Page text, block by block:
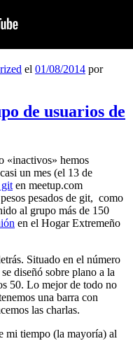
el 01/08/2014 por
de usuarios de
«inactivos» hemos
un mes (el 13 de
git en meetup.com
pesados de git, como
al grupo más de 150
en el Hogar Extremeño
Situado en el número
diseñó sobre plano a la
50. Lo mejor de todo no
una barra con
las charlas.
mi tiempo (la mayoría) al